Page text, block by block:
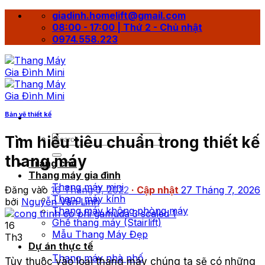
giadinh.homelift@gmail.com
08:00 - 17:00 | Thứ 2 - Chủ nhật
0974.558.223
Trang chủ
Thang máy gia đình
Thang máy mini
Thang máy kính
Thang máy không phòng máy
Ghế thang máy (Stairlift)
Mẫu Thang Máy Đẹp
Dự án thực tế
Thang máy nhà phố
Bản vẽ thiết kế
Tìm hiểu tiêu chuẩn trong thiết kế
thang máy
Đăng vào 16 Tháng 3, 2022
27 Tháng 7, 2026
bởi Nguyễn Văn Linh
16
Th3
Tùy thuộc vào loại thang máy chúng ta sẽ có những